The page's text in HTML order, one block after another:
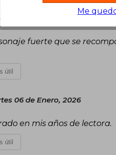
11 de Febrero, 2026
fuerte que se
útil
06 de Enero, 2026
en mis años de lectora.
útil
Me